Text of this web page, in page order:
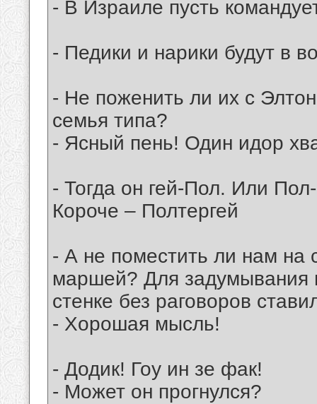
- В Израиле пусть
- Педики и нарики будут в
- Не поженить ли их с
семья типа?
- Ясный пень! Один идор
- Тогда он гей-Пол. Или
Короче – Полтергей
- А не поместить ли нам на
маршей? Для задумывания
стенке без раговоров
- Хорошая мысль!
- Додик! Гоу ин зе фак!
- Может он прогнулся?